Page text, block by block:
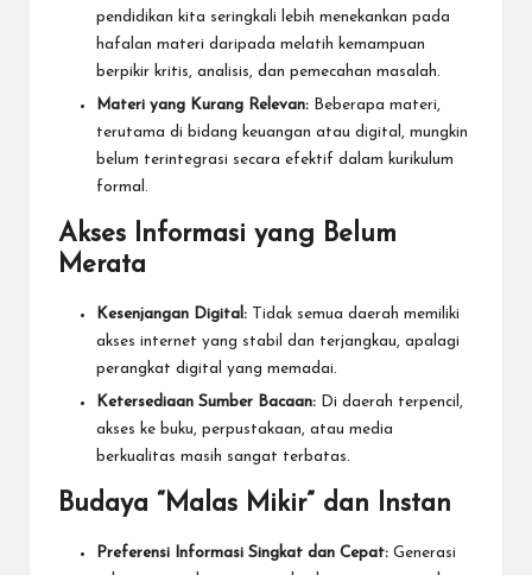
pendidikan kita seringkali lebih menekankan pada
hafalan materi daripada melatih kemampuan
berpikir kritis, analisis, dan pemecahan masalah.
Materi yang Kurang Relevan: Beberapa materi,
terutama di bidang keuangan atau digital, mungkin
belum terintegrasi secara efektif dalam kurikulum
formal.
Akses Informasi yang Belum
Merata
Kesenjangan Digital: Tidak semua daerah memiliki
akses internet yang stabil dan terjangkau, apalagi
perangkat digital yang memadai.
Ketersediaan Sumber Bacaan: Di daerah terpencil,
akses ke buku, perpustakaan, atau media
berkualitas masih sangat terbatas.
Budaya “Malas Mikir” dan Instan
Preferensi Informasi Singkat dan Cepat: Generasi